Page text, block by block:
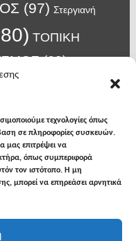
τεχνολογίες όπως
σε πληροφορίες συσκευών.
μας επιτρέψει να
όπως συμπεριφορά
τον ιστότοπο. Η μη
μπορεί να επηρεάσει αρνητικά
(97) Στεργιανή
ΤΟΠΙΚΗ
(63)
Χατζηβασιλειου
(13) νοσοκομείο Σερρών